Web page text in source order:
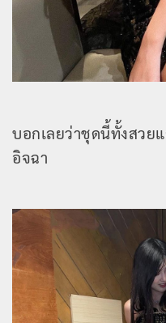
บอกเลยว่าชุดนี้ทั้งสวย
อิจฉา